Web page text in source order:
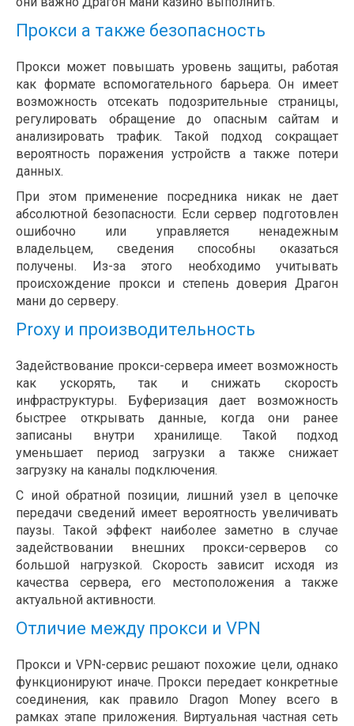
Прокси а также безопасность
Прокси может повышать уровень защиты, работая
как формате вспомогательного барьера. Он имеет
возможность отсекать подозрительные страницы,
регулировать обращение до опасным сайтам и
анализировать трафик. Такой подход сокращает
вероятность поражения устройств а также потери
данных.
При этом применение посредника никак не дает
абсолютной безопасности. Если сервер подготовлен
ошибочно или управляется ненадежным
владельцем, сведения способны оказаться
получены. Из-за этого необходимо учитывать
происхождение прокси и степень доверия Драгон
мани до серверу.
Proxy и производительность
Задействование прокси-сервера имеет возможность
как ускорять, так и снижать скорость
инфраструктуры. Буферизация дает возможность
быстрее открывать данные, когда они ранее
записаны внутри хранилище. Такой подход
уменьшает период загрузки а также снижает
загрузку на каналы подключения.
С иной обратной позиции, лишний узел в цепочке
передачи сведений имеет вероятность увеличивать
паузы. Такой эффект наиболее заметно в случае
задействовании внешних прокси-серверов со
большой нагрузкой. Скорость зависит исходя из
качества сервера, его местоположения а также
актуальной активности.
Отличие между прокси и VPN
Прокси и VPN-сервис решают похожие цели, однако
функционируют иначе. Прокси передает конкретные
соединения, как правило Dragon Money всего в
рамках этапе приложения. Виртуальная частная сеть